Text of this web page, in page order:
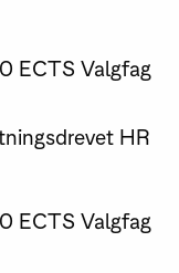
ECTS Valgfag
HR
ECTS Valgfag